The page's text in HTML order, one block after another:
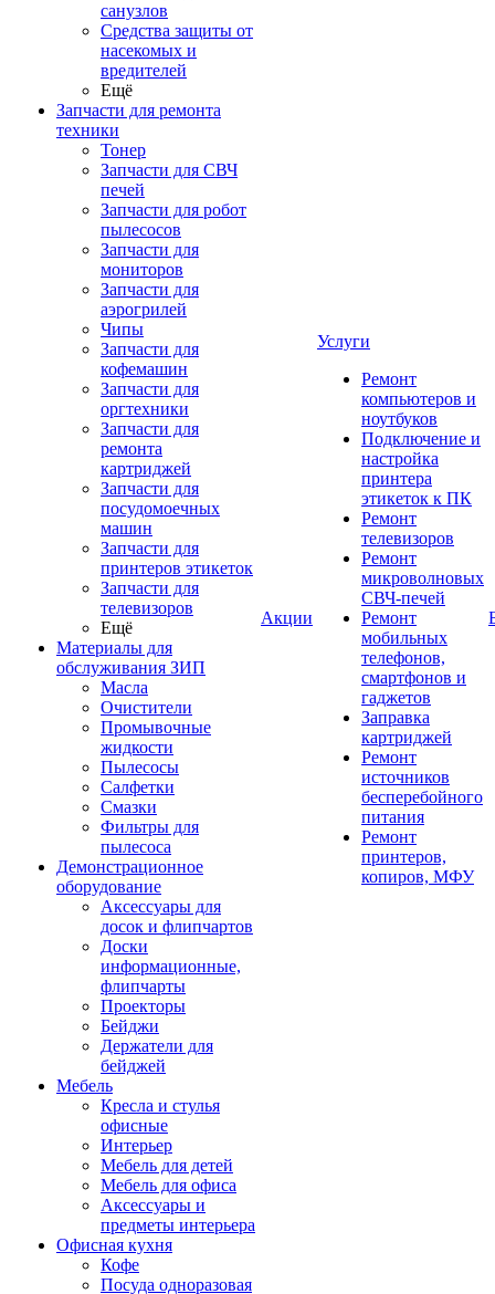
санузлов
Средства защиты от
насекомых и
вредителей
Ещё
Запчасти для ремонта
техники
Тонер
Запчасти для СВЧ
печей
Запчасти для робот
пылесосов
Запчасти для
мониторов
Запчасти для
аэрогрилей
Чипы
Запчасти для
кофемашин
Запчасти для
оргтехники
Запчасти для
ремонта
картриджей
Запчасти для
посудомоечных
машин
Запчасти для
принтеров этикеток
Запчасти для
телевизоров
Ещё
Материалы для
обслуживания ЗИП
Масла
Очистители
Промывочные
жидкости
Пылесосы
Салфетки
Смазки
Фильтры для
пылесоса
Демонстрационное
оборудование
Аксессуары для
досок и флипчартов
Доски
информационные,
флипчарты
Проекторы
Бейджи
Держатели для
бейджей
Мебель
Кресла и стулья
офисные
Интерьер
Мебель для детей
Мебель для офиса
Аксессуары и
предметы интерьера
Офисная кухня
Кофе
Посуда одноразовая
Акции
Услуги
Ремонт
компьютеров и
ноутбуков
Подключение и
настройка
принтера
этикеток к ПК
Ремонт
телевизоров
Ремонт
микроволновых
СВЧ-печей
Ремонт
мобильных
телефонов,
смартфонов и
гаджетов
Заправка
картриджей
Ремонт
источников
бесперебойного
питания
Ремонт
принтеров,
копиров, МФУ